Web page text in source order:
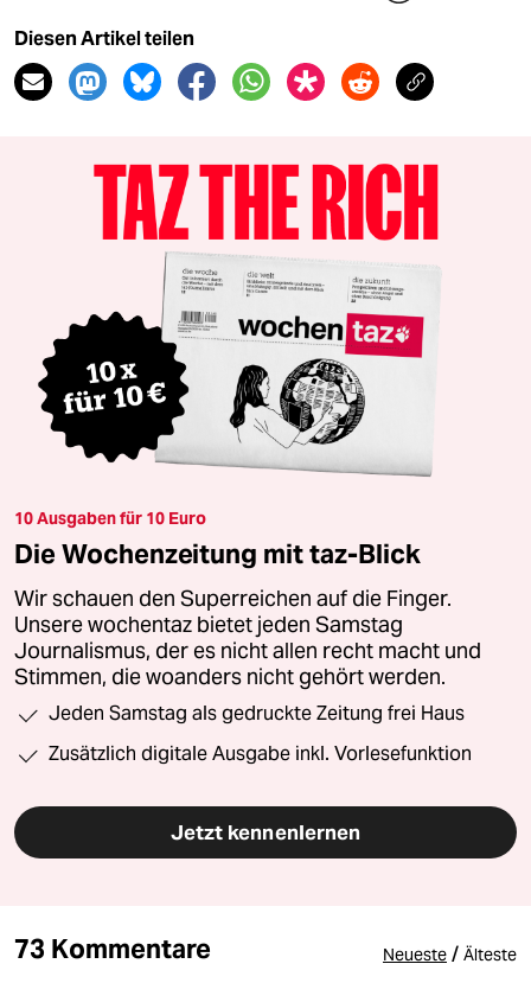
Diesen Artikel teilen
10 Ausgaben für 10 Euro
Die Wochenzeitung mit taz-Blick
Wir schauen den Superreichen auf die Finger.
Unsere wochentaz bietet jeden Samstag
Journalismus, der es nicht allen recht macht und
Stimmen, die woanders nicht gehört werden.
Jeden Samstag als gedruckte Zeitung frei Haus
Zusätzlich digitale Ausgabe inkl. Vorlesefunktion
Jetzt kennenlernen
73 Kommentare Neueste / Älteste